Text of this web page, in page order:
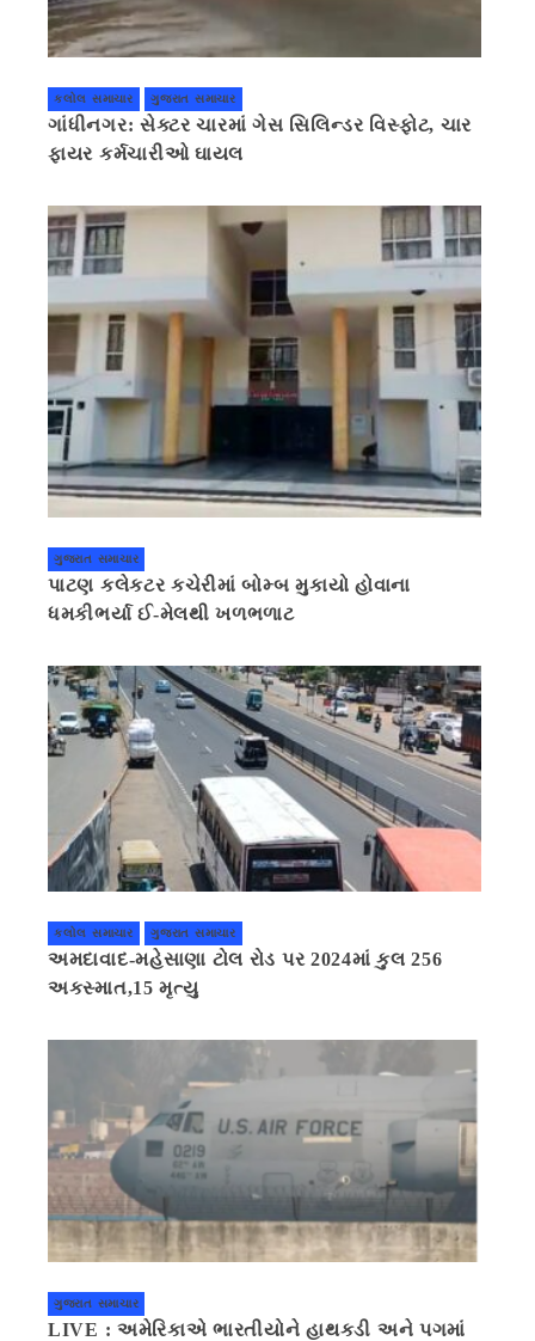
કલોલ સમાચાર ગુજરાત સમાચાર
ગાંધીનગર: સેક્ટર ચારમાં ગેસ સિલિન્ડર વિસ્ફોટ, ચાર
ફાયર કર્મચારીઓ ઘાયલ
ગુજરાત સમાચાર
પાટણ કલેકટર કચેરીમાં બોમ્બ મુકાયો હોવાના
ધમકીભર્યા ઈ-મેલથી ખળભળાટ
કલોલ સમાચાર ગુજરાત સમાચાર
અમદાવાદ-મહેસાણા ટોલ રોડ પર 2024માં કુલ 256
અકસ્માત,15 મૃત્યુ
ગુજરાત સમાચાર
LIVE : અમેરિકાએ ભારતીયોને હાથકડી અને પગમાં